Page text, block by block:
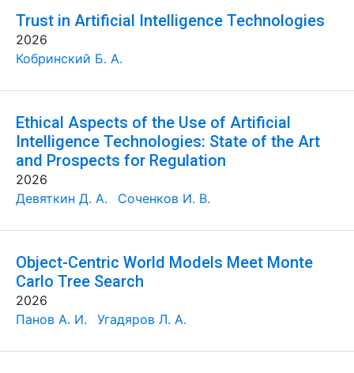
Trust in Artificial Intelligence Technologies
2026
Кобринский Б. А.
Ethical Aspects of the Use of Artificial
Intelligence Technologies: State of the Art
and Prospects for Regulation
2026
Девяткин Д. А.
Соченков И. В.
Object-Centric World Models Meet Monte
Carlo Tree Search
2026
Панов А. И.
Угадяров Л. А.